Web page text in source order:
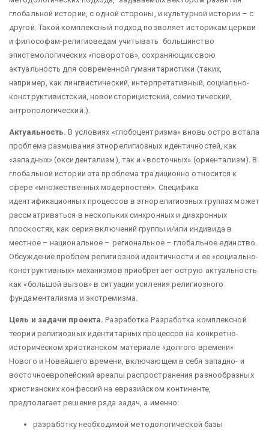
глобальной истории, с одной стороны, и культурной истории – с
другой. Такой комплексный подход позволяет историкам церкви
и философам-религиоведам учитывать большинство
эпистемологических «поворотов», сохраняющих свою
актуальность для современной гуманитаристики (таких,
например, как лингвистический, интерпретативный, социально-
конструктивистский, новоисторицистский, семиотический,
антропологический.).
Актуальность.В условиях «глобоцентризма» вновь остро встала
проблема размывания этнорелигиозных идентичностей, как
«западных» (оксидентализм), так и «восточных» (ориентализм). В
глобальной истории эта проблема традиционно относится к
сфере «множественных модерностей». Специфика
идентификационных процессов в этнорелигиозных группах может
рассматриваться в нескольких синхронных и диахронных
плоскостях, как серия включений группы и/или индивида в
местное – национальное – региональное – глобальное единство.
Обсуждение проблем религиозной идентичности и ее «социально-
конструктивных» механизмов приобретает острую актуальность
как «большой вызов» в ситуации усиления религиозного
фундаментализма и экстремизма.
Цель и задачи проекта.Разработка Разработка комплексной
теории религиозных идентитарных процессов на конкретно-
историческом христианском материале «долгого времени»
Нового и Новейшего времени, включающем в себя западно- и
восточноевропейский ареалы распространения разнообразных
христианских конфессий на евразийском континенте,
предполагает решение ряда задач, а именно:
разработку необходимой методологической базы